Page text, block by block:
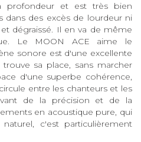
profondeur et est très bien
dans des excès de lourdeur ni
dégraissé. Il en va de même
Le MOON ACE aime le
sonore est d'une excellente
sa place, sans marcher
d'une superbe cohérence,
entre les chanteurs et les
de la précision et de la
en acoustique pure, qui
c'est particulièrement